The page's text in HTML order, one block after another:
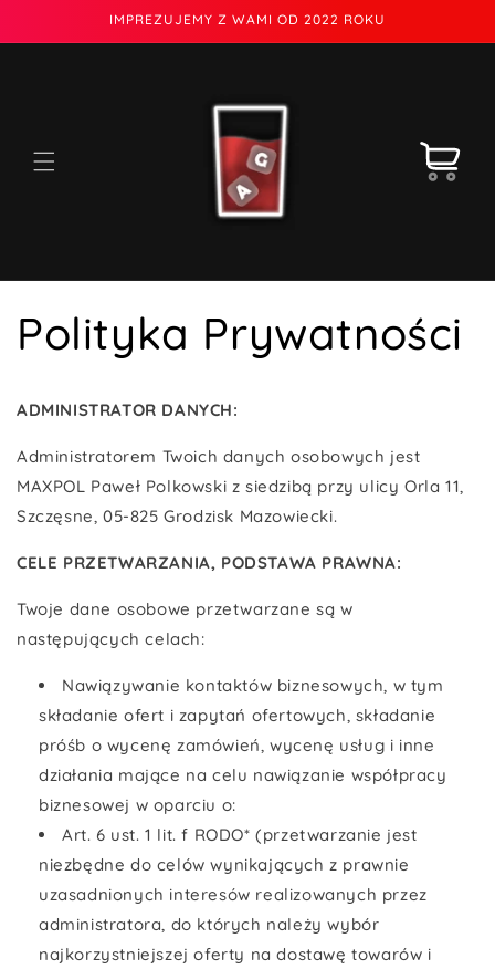
treści
IMPREZUJEMY Z WAMI OD 2022 ROKU
Koszyk
Polityka Prywatności
ADMINISTRATOR DANYCH:
Administratorem Twoich danych osobowych jest
MAXPOL Paweł Polkowski z siedzibą przy ulicy Orla 11,
Szczęsne, 05-825 Grodzisk Mazowiecki.
CELE PRZETWARZANIA, PODSTAWA PRAWNA:
Twoje dane osobowe przetwarzane są w
następujących celach:
Nawiązywanie kontaktów biznesowych, w tym
składanie ofert i zapytań ofertowych, składanie
próśb o wycenę zamówień, wycenę usług i inne
działania mające na celu nawiązanie współpracy
biznesowej w oparciu o:
Art. 6 ust. 1 lit. f RODO* (przetwarzanie jest
niezbędne do celów wynikających z prawnie
uzasadnionych interesów realizowanych przez
administratora, do których należy wybór
najkorzystniejszej oferty na dostawę towarów i